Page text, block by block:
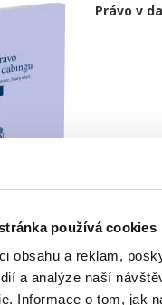
používá cookies
obsahu a reklam,
a analýze naší
Informace o tom, jak
Právo v
se jako první odborná
věnuje syntéze
a práva a zkoumání
obou těchto oborů. Ačkoliv